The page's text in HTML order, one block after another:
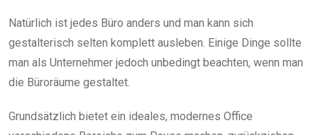
Natürlich ist jedes Büro anders und man kann sich
gestalterisch selten komplett ausleben. Einige Dinge sollte
man als Unternehmer jedoch unbedingt beachten, wenn man
die Büroräume gestaltet.
Grundsätzlich bietet ein ideales, modernes Office